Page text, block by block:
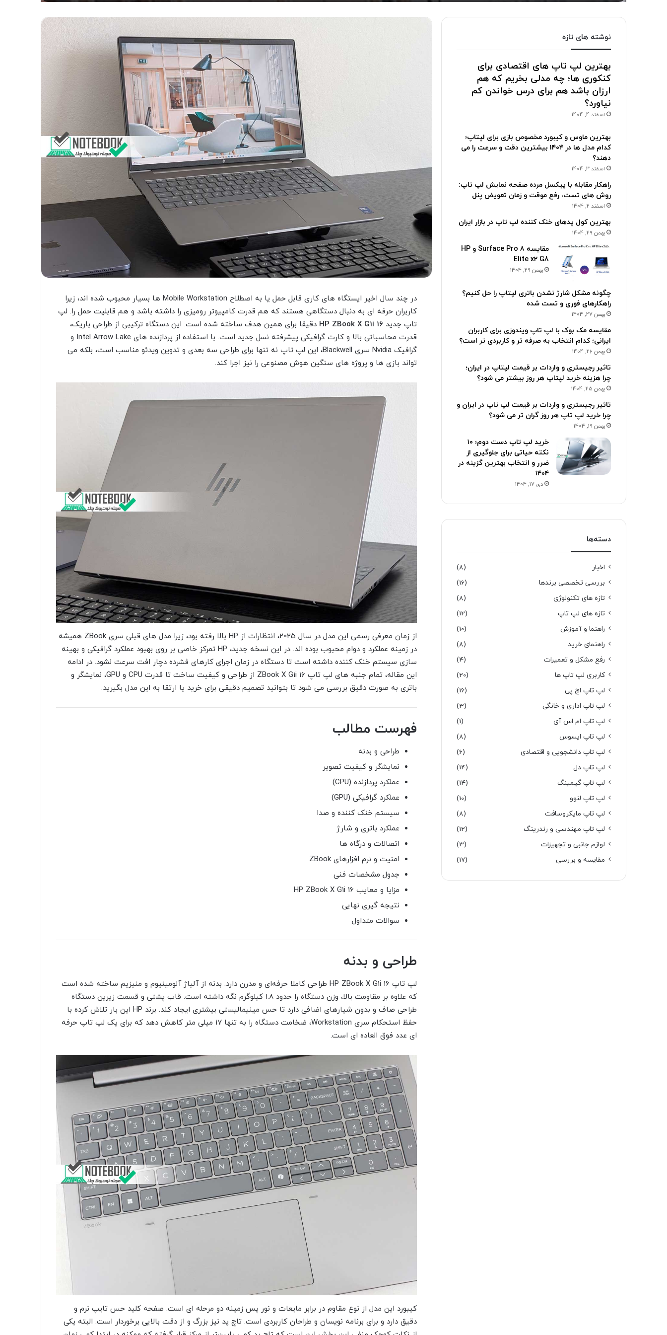
در چند سال اخیر ایستگاه‌ های کاری قابل حمل یا به اصطلاح Mobile Workstation ها بسیار محبوب شده اند، زیرا
کاربران حرفه ای به دنبال دستگاهی هستند که هم قدرت کامپیوتر رومیزی را داشته باشد و هم قابلیت حمل را. لپ
تاپ جدیدHP ZBook X G1i 16 دقیقا برای همین هدف ساخته شده است. این دستگاه ترکیبی از طراحی باریک،
قدرت محاسباتی بالا و کارت گرافیکی پیشرفته نسل جدید است. با استفاده از پردازنده ‌های Intel Arrow Lake و
گرافیک Nvidia سری Blackwell، این لپ تاپ نه تنها برای طراحی سه بعدی و تدوین ویدئو مناسب است، بلکه می
تواند بازی ها و پروژه ‌های سنگین هوش مصنوعی را نیز اجرا کند.
از زمان معرفی رسمی این مدل در سال 2025، انتظارات از HP بالا رفته بود، زیرا مدل های قبلی سری ZBook همیشه
در زمینه عملکرد و دوام محبوب بوده اند. در این نسخه جدید، HP تمرکز خاصی بر روی بهبود عملکرد گرافیکی و بهینه
سازی سیستم خنک کننده داشته است تا دستگاه در زمان اجرای کارهای فشرده دچار افت سرعت نشود. در ادامه
این مقاله، تمام جنبه های لپ تاپ ZBook X G1i 16 از طراحی و کیفیت ساخت تا قدرت CPU و GPU، نمایشگر و
باتری به صورت دقیق بررسی می شود تا بتوانید تصمیم دقیقی برای خرید یا ارتقا به این مدل بگیرید.
فهرست مطالب
طراحی و بدنه
نمایشگر و کیفیت تصویر
عملکرد پردازنده (CPU)
عملکرد گرافیکی (GPU)
سیستم خنک کننده و صدا
عملکرد باتری و شارژ
اتصالات و درگاه ها
امنیت و نرم افزارهای ZBook
جدول مشخصات فنی
مزایا و معایب HP ZBook X G1i 16
نتیجه گیری نهایی
سوالات متداول
طراحی و بدنه
لپ تاپ HP ZBook X G1i 16 طراحی کاملا حرفه‌ای و مدرن دارد. بدنه از آلیاژ آلومینیوم و منیزیم ساخته شده است
که علاوه بر مقاومت بالا، وزن دستگاه را حدود 1.8 کیلوگرم نگه داشته است. قاب پشتی و قسمت زیرین دستگاه
طراحی صاف و بدون شیارهای اضافی دارد تا حس مینیمالیستی بیشتری ایجاد کند. برند HP این بار تلاش کرده با
حفظ استحکام سری Workstation، ضخامت دستگاه را به تنها 17 میلی متر کاهش دهد که برای یک لپ تاپ حرفه
ای عدد فوق العاده ای است.
کیبورد این مدل از نوع مقاوم در برابر مایعات و نور پس زمینه دو مرحله ای است. صفحه کلید حس تایپ نرم و
دقیق دارد و برای برنامه نویسان و طراحان کاربردی است. تاچ پد نیز بزرگ و از دقت بالایی برخوردار است. البته یکی
نوشته های تازه
بهترین لپ تاپ های اقتصادی برای
کنکوری ها؛ چه مدلی بخریم که هم
ارزان باشد هم برای درس خواندن کم
نیاورد؟
اسفند 4, 1404
بهترین ماوس و کیبورد مخصوص بازی برای لپتاپ؛
کدام مدل ها در ۱۴۰۴ بیشترین دقت و سرعت را می
دهند؟
اسفند 3, 1404
راهکار مقابله با پیکسل مرده صفحه نمایش لپ تاپ:
روش های تست، رفع موقت و زمان تعویض پنل
اسفند 2, 1404
بهترین کول پدهای خنک کننده لپ تاپ در بازار ایران
بهمن 29, 1404
مقایسه Surface Pro 8 و HP
Elite x2 G8
بهمن 29, 1404
چگونه مشکل شارژ نشدن باتری لپتاپ را حل کنیم؟
راهکارهای فوری و تست شده
بهمن 27, 1404
مقایسه مک بوک با لپ تاپ ویندوزی برای کاربران
ایرانی؛ کدام انتخاب به صرفه تر و کاربردی تر است؟
بهمن 26, 1404
تاثیر رجیستری و واردات بر قیمت لپتاپ در ایران؛
چرا هزینه خرید لپتاپ هر روز بیشتر می شود؟
بهمن 25, 1404
تاثیر رجیستری و واردات بر قیمت لپ تاپ در ایران و
چرا خرید لپ تاپ هر روز گران تر می شود؟
بهمن 19, 1404
خرید لپ تاپ دست دوم؛ ۱۰
نکته حیاتی برای جلوگیری از
ضرر و انتخاب بهترین گزینه در
۱۴۰۴
دی 17, 1404
دسته‌ها
اخبار
(8)
بررسی تخصصی برندها
(16)
تازه های تکنولوژی
(8)
تازه های لپ تاپ
(12)
راهنما و آموزش
(10)
راهنمای خرید
(8)
رفع مشکل و تعمیرات
(4)
کاربری لپ تاپ ها
(20)
لپ تاپ اچ پی
(16)
لپ تاپ اداری و خانگی
(3)
لپ تاپ ام اس آی
(1)
لپ تاپ ایسوس
(8)
لپ تاپ دانشجویی و اقتصادی
(6)
لپ تاپ دل
(14)
لپ تاپ گیمینگ
(14)
لپ تاپ لنوو
(10)
لپ تاپ مایکروسافت
(8)
لپ تاپ مهندسی و رندرینگ
(12)
لوازم جانبی و تجهیزات
(3)
مقایسه و بررسی
(17)